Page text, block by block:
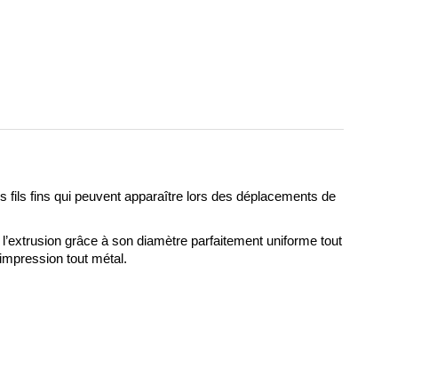
fils fins qui peuvent apparaître lors des déplacements de
grâce à son diamètre parfaitement uniforme tout
tout métal.